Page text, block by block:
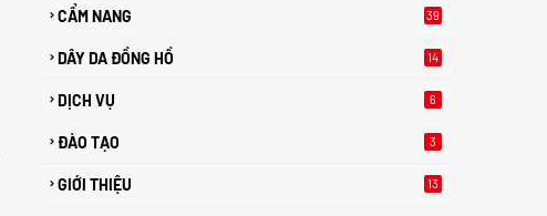
CẨM NANG 39
DÂY DA ĐỒNG HỒ 14
DỊCH VỤ 6
ĐÀO TẠO 3
GIỚI THIỆU 13